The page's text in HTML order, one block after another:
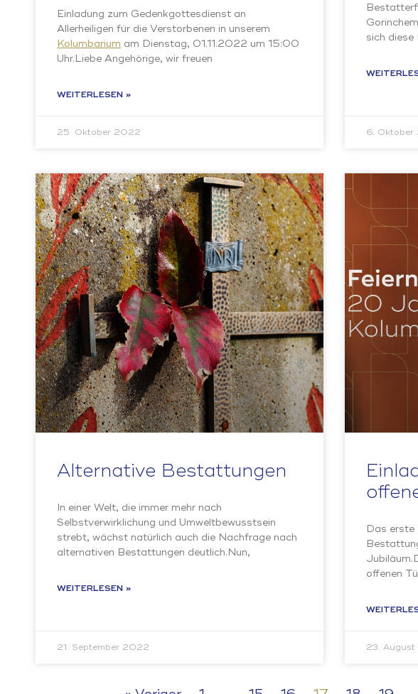
Einladung zum Gedenkgottesdienst an
Allerheiligen für die Verstorbenen in unserem
Kolumbarium am Dienstag, 01.11.2022 um 15:00
Uhr.Liebe Angehörige, wir freuen
WEITERLESEN »
25. Oktober 2022
sich diese
6.
Alternative Bestattungen
In einer Welt, die immer mehr nach
Selbstverwirklichung und Umweltbewusstsein
strebt, wächst natürlich auch die Nachfrage nach
alternativen Bestattungen deutlich.Nun,
WEITERLESEN »
21. September 2022
Das erste
offenen
23.